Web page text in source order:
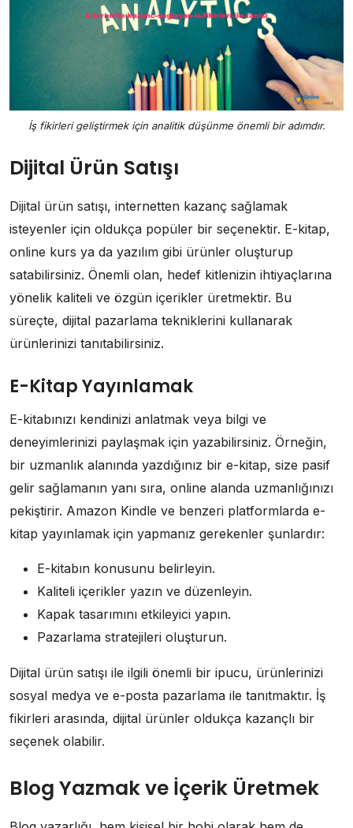
İş fikirleri geliştirmek için analitik düşünme önemli bir adımdır.
Dijital Ürün Satışı
Dijital ürün satışı, internetten kazanç sağlamak
isteyenler için oldukça popüler bir seçenektir. E-kitap,
online kurs ya da yazılım gibi ürünler oluşturup
satabilirsiniz. Önemli olan, hedef kitlenizin ihtiyaçlarına
yönelik kaliteli ve özgün içerikler üretmektir. Bu
süreçte, dijital pazarlama tekniklerini kullanarak
ürünlerinizi tanıtabilirsiniz.
E-Kitap Yayınlamak
E-kitabınızı kendinizi anlatmak veya bilgi ve
deneyimlerinizi paylaşmak için yazabilirsiniz. Örneğin,
bir uzmanlık alanında yazdığınız bir e-kitap, size pasif
gelir sağlamanın yanı sıra, online alanda uzmanlığınızı
pekiştirir. Amazon Kindle ve benzeri platformlarda e-
kitap yayınlamak için yapmanız gerekenler şunlardır:
E-kitabın konusunu belirleyin.
Kaliteli içerikler yazın ve düzenleyin.
Kapak tasarımını etkileyici yapın.
Pazarlama stratejileri oluşturun.
Dijital ürün satışı ile ilgili önemli bir ipucu, ürünlerinizi
sosyal medya ve e-posta pazarlama ile tanıtmaktır. İş
fikirleri arasında, dijital ürünler oldukça kazançlı bir
seçenek olabilir.
Blog Yazmak ve İçerik Üretmek